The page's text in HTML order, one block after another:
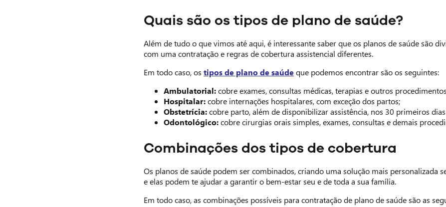
Quais são os tipos de plano de saúde?
Além de tudo o que vimos até aqui, é interessante saber que os planos de saúde são
com uma contratação e regras de cobertura assistencial diferentes.
Em todo caso, os tipos de plano de saúdeque podemos encontrar são os seguintes:
Ambulatorial:cobre exames, consultas médicas, terapias e outros
Hospitalar:cobre internações hospitalares, com exceção dos partos;
Obstetrícia:cobre parto, além de disponibilizar assistência, nos 30 primeiros
Odontológico:cobre cirurgias orais simples, exames, consultas e demais
Combinações dos tipos de cobertura
Os planos de saúde podem ser combinados, criando uma solução mais personalizada
e elas podem te ajudar a garantir o bem-estar seu e de toda a sua família.
Em todo caso, as combinações possíveis para contratação de plano de saúde são as